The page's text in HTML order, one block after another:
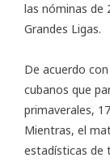
las nóminas de
Grandes Ligas.
De acuerdo
cubanos que
primaverales,
Mientras, el
estadísticas de